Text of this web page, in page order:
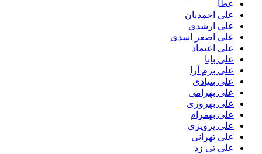
عطا
علی احمدیان
علی ارشدی
علی اصغر اسدی
علی اعتماد
علی بابا
علی بزم آرا
علی بنیادی
علی بهرامی
علی بهروزی
علی بهمرام
علی پرویزی
علی تهرانی
علی تی زد